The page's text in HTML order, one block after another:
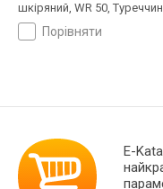
шкіряний, WR 50,
порівняти
E-